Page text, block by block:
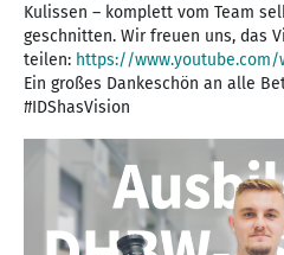
Kulissen – komplett vom Team
geschnitten. Wir freuen uns, das
teilen: https://www.youtube.com/
Ein großes Dankeschön an alle
#IDShasVision